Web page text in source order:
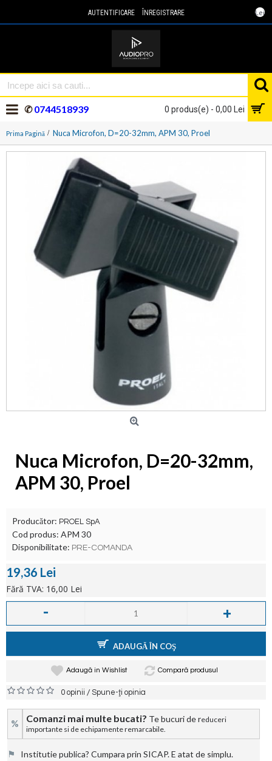
Lei
AUTENTIFICARE ÎNREGISTRARE
0 produs(e) - 0,00 Lei
✆0744518939
Prima Pagină Nuca Microfon, D=20-32mm, APM 30, Proel
Nuca Microfon, D=20-32mm,
APM 30, Proel
Producător: PROEL SpA
Cod produs: APM 30
Disponibilitate: PRE-COMANDA
19,36 Lei
Fără TVA: 16,00 Lei
- +
ADAUGĂ ÎN COŞ
Adaugă in Wishlist Compară produsul
0 opinii /Spune-ţi opinia
% Comanzi mai multe bucati? Te bucuri de reduceri
importante si de echipamente remarcabile.
⚑ Institutie publica? Cumpara prin SICAP. E atat de simplu.